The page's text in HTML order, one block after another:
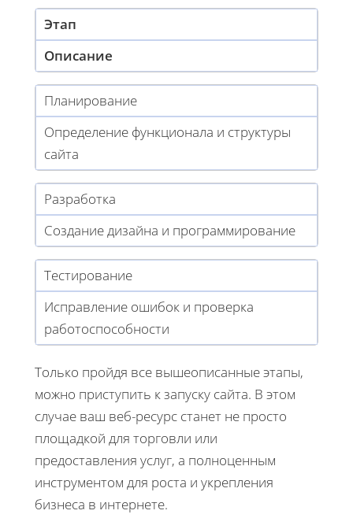
Этап
Описание
Планирование
Определение функционала и структуры
сайта
Разработка
Создание дизайна и программирование
Тестирование
Исправление ошибок и проверка
работоспособности
Только пройдя все вышеописанные этапы,
можно приступить к запуску сайта. В этом
случае ваш веб-ресурс станет не просто
площадкой для торговли или
предоставления услуг, а полноценным
инструментом для роста и укрепления
бизнеса в интернете.